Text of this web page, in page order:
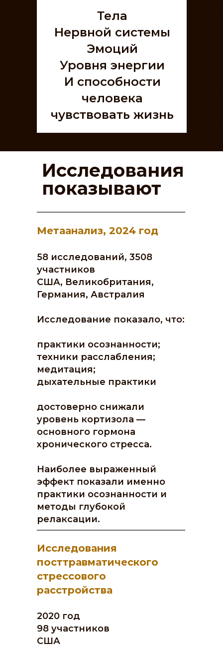
Тела
Нервной системы
Эмоций
Уровня энергии
И способности
человека
чувствовать жизнь
Исследования
показывают
Метаанализ, 2024 год
Исследования
посттравматического
стрессового
расстройства
58 исследований, 3508
участников
США, Великобритания,
Германия, Австралия
Исследование показало, что:
практики осознанности;
техники расслабления;
медитация;
дыхательные практики
достоверно снижали
уровень кортизола —
основного гормона
хронического стресса.
Наиболее выраженный
эффект показали именно
практики осознанности и
методы глубокой
релаксации.
2020 год
98 участников
США